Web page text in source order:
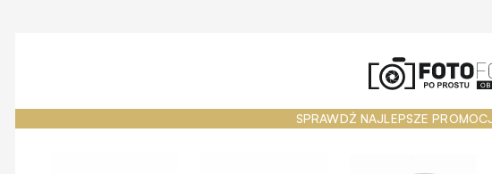
SPRAWDŹ NAJLEPSZE